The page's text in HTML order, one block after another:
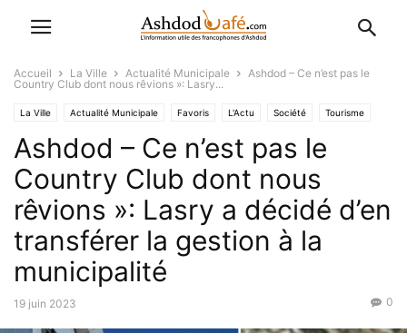
Accueil La Ville Actualité Municipale
Ashdod – Ce n’est pas le
Country Club dont nous rêvions »: Lasry...
La Ville Actualité Municipale Favoris L'Actu Société Tourisme
Ashdod – Ce n’est pas le
Country Club dont nous
rêvions »: Lasry a décidé d’en
transférer la gestion à la
municipalité
19 juin 2023 0